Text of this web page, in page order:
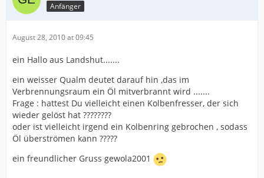
Anfänger
August 28, 2010 at 09:45
ein Hallo aus Landshut.......
ein weisser Qualm deutet darauf hin ,das im
Verbrennungsraum ein Öl mitverbrannt wird .......
Frage : hattest Du vielleicht einen Kolbenfresser, der sich
wieder gelöst hat ????????
oder ist vielleicht irgend ein Kolbenring gebrochen , sodass
Öl überströmen kann ?????
ein freundlicher Gruss gewola2001